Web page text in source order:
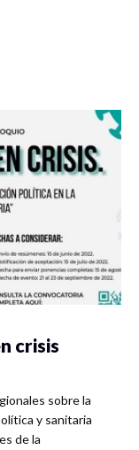
crisis
sobre la
y sanitaria
de la